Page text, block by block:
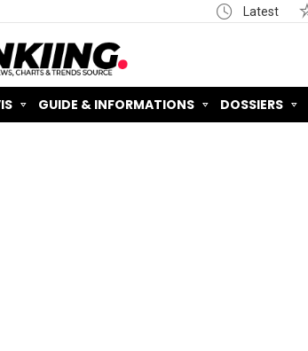
Latest
GUIDE & INFORMATIONS DOSSIERS